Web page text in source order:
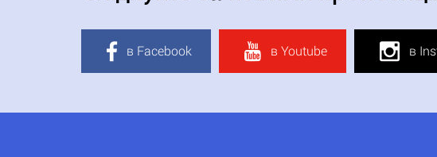
в Facebook в Youtube в